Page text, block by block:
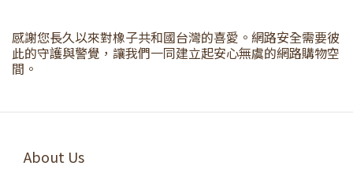
感謝您長久以來對橡子共和國台灣的喜愛。網路安全需要彼
此的守護與警覺，讓我們一同建立起安心無虞的網路購物空
間。
About Us